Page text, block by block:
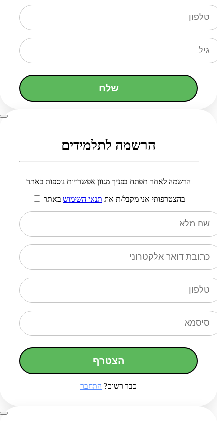
שלח
הרשמה לתלמידים
הרשמה לאתר תפתח בפניך מגוון אפשרויות נוספות באתר
בהצטרפותי אני מקבל/ת את תנאי השימוש באתר
הצטרף
כבר רשום? התחבר